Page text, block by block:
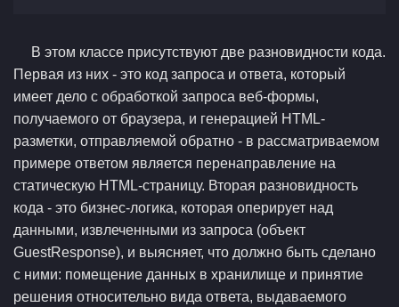
В этом классе присутствуют две разновидности кода.
Первая из них - это код запроса и ответа, который
имеет дело с обработкой запроса веб-формы,
получаемого от браузера, и генерацией HTML-
разметки, отправляемой обратно - в рассматриваемом
примере ответом является перенаправление на
статическую HTML-страницу. Вторая разновидность
кода - это бизнес-логика, которая оперирует над
данными, извлеченными из запроса (объект
GuestResponse), и выясняет, что должно быть сделано
с ними: помещение данных в хранилище и принятие
решения относительно вида ответа, выдаваемого